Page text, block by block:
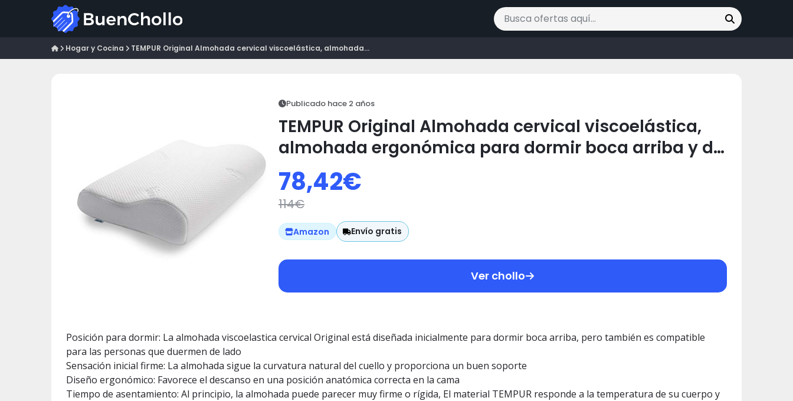
Buscar ofertas
Hogar y Cocina TEMPUR Original Almohada cervical viscoelástica, almohada...
Publicado hace 2 años
TEMPUR Original Almohada cervical viscoelástica,
almohada ergonómica para dormir boca arriba y de
lado, Sensación inicial firme, M (50 x 31 x 10/7 cm)
78,42€
114€
Amazon Envío gratis
Ver chollo
Posición para dormir: La almohada viscoelastica cervical Original está diseñada inicialmente para dormir boca arriba, pero también es compatible
para las personas que duermen de lado
Sensación inicial firme: La almohada sigue la curvatura natural del cuello y proporciona un buen soporte
Diseño ergonómico: Favorece el descanso en una posición anatómica correcta en la cama
Tiempo de asentamiento: Al principio, la almohada puede parecer muy firme o rígida, El material TEMPUR responde a la temperatura de su cuerpo y